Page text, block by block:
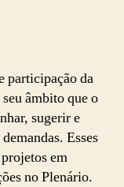
participação da
âmbito que o
sugerir e
Esses
em
no Plenário.